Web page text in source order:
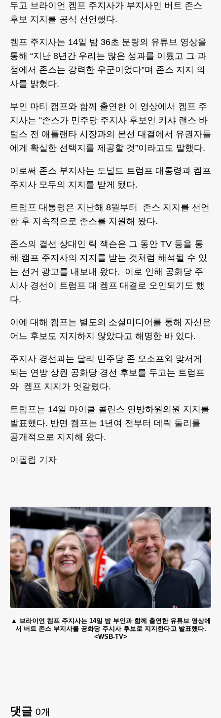
두고 브라이언 켐프 주지사가 부지사인 버트 존스
후보 지지를 공식 선언했다.
켐프 주지사는 14일 밤 36초 분량의 유튜브 영상을
통해 “지난 8년간 우리는 많은 성과를 이뤘고 그 과
정에서 존스는 강력한 우군이었다”며 존스 지지 의
사를 밝혔다.
부인 마티 캠프와 함께 출연한 이 영상에서 켐프 주
지사는 “존스가 민주당 주지사 후보인 키샤 랜스 바
텀스 전 애틀랜타 시장과의 본선 대결에서 유권자들
에게 확실한 선택지를 제공할 것”이라고도 말했다.
이로써 존스 부지사는 도널드 트럼프 대통령과 켐프
주지사 모두의 지지를 받게 됐다.
트럼프 대통령은 지난해 8월부터 존스 지지를 선언
한 후 지속적으로 존스를 지원해 왔다.
존스의 결선 상대인 릭 잭슨은 그 동안 TV 등을 통
해 캠프 주지사의 지지를 받는 것처럼 해석될 수 있
는 선거 광고를 내보내 왔다. 이로 인해 공화당 주
시사 경선이 트럼프 대 켐프 대결로 오인되기도 했
다.
이에 대해 켐프는 별도의 소셜미디어를 통해 자신은
어느 후보도 지지하지 않았다고 해명한 바 있다.
주지사 경선과는 달리 민주당 존 오소프와 맞서게
되는 연방 상원 공화당 경선 후보를 두고는 트럼프
와 켐프 지지가 엇갈렸다.
트럼프는 14일 마이클 콜린스 연방하원의원 지지를
발표했다. 반면 켐프는 1년여 전부터 데릭 둘리를
공개적으로 지지해 왔다.
이필립 기자
브라이언 켐프 주지사는 14일 밤 부인과 함께 출연한 유튜브 영상에
서 버트 존스 부지사를 공화당 주시사 후보로 지지한다고 발표했다.
<WSB-TV>
댓글 0개